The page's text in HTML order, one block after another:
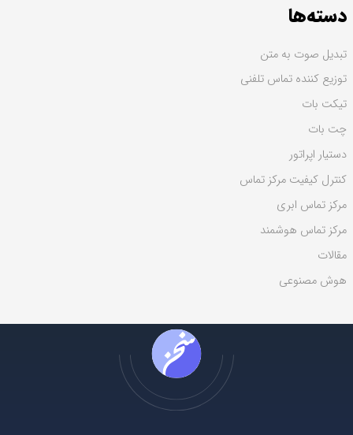
ج
ب
ا
ی
:
دسته‌ها
تبدیل صوت به متن
توزیع کننده تماس تلفنی
تیکت بات
چت بات
دستیار اپراتور
کنترل کیفیت مرکز تماس
مرکز تماس ابری
مرکز تماس هوشمند
مقالات
هوش مصنوعی